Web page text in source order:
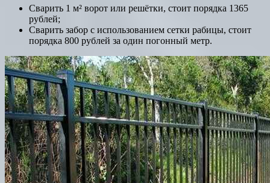
Сварить 1 м² ворот или решётки, стоит порядка 1365
рублей;
Сварить забор с использованием сетки рабицы, стоит
порядка 800 рублей за один погонный метр.